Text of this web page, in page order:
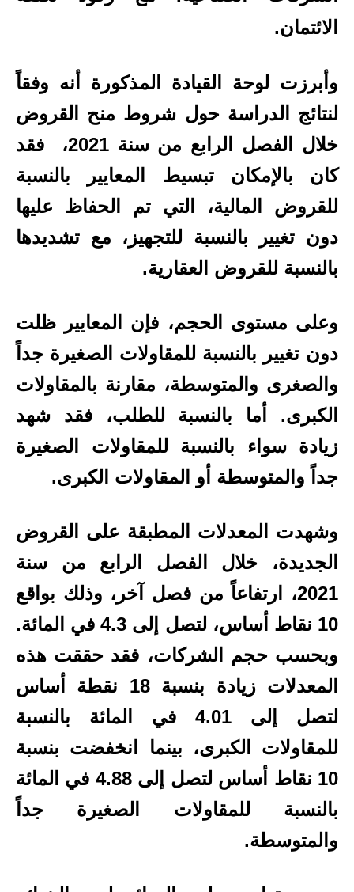
الائتمان.
وأبرزت لوحة القيادة المذكورة أنه وفقاً
لنتائج الدراسة حول شروط منح القروض
خلال الفصل الرابع من سنة 2021،
فقد
كان بالإمكان تبسيط المعايير بالنسبة
للقروض المالية، التي تم الحفاظ عليها
دون تغيير بالنسبة للتجهيز، مع تشديدها
بالنسبة للقروض العقارية.
وعلى مستوى الحجم، فإن المعايير ظلت
دون تغيير بالنسبة للمقاولات الصغيرة جداً
والصغرى والمتوسطة، مقارنة بالمقاولات
الكبرى. أما بالنسبة للطلب، فقد شهد
زيادة سواء بالنسبة للمقاولات الصغيرة
جداً والمتوسطة أو المقاولات الكبرى.
وشهدت المعدلات المطبقة على القروض
الجديدة، خلال الفصل الرابع من سنة
2021، ارتفاعاً من فصل آخر، وذلك بواقع
10 نقاط أساس، لتصل إلى 4.3 في المائة.
وبحسب حجم الشركات، فقد حققت هذه
المعدلات زيادة بنسبة 18 نقطة أساس
لتصل إلى 4.01 في المائة بالنسبة
للمقاولات الكبرى، بينما انخفضت بنسبة
10 نقاط أساس لتصل إلى 4.88 في المائة
بالنسبة للمقاولات الصغيرة جداً
والمتوسطة.